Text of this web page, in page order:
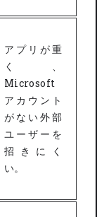
アプリが重
く、
Microsoft
アカウント
がない外部
ユーザーを
招きにく
い。